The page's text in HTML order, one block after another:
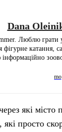
Dana
Люблю
фігурне
які
просто